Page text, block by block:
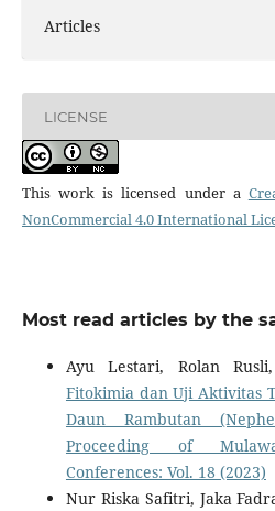
Articles
LICENSE
This work is licensed under a
NonCommercial 4.0 International
Most read articles by the
Ayu Lestari, Rolan
Fitokimia dan Uji Aktivitas
Daun Rambutan
Proceeding of
Conferences: Vol. 18 (2023)
Nur Riska Safitri, Jaka